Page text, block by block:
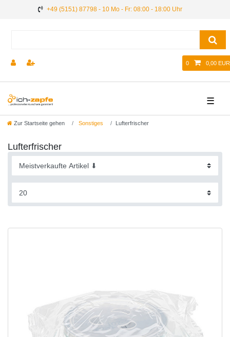
+49 (5151) 87798 - 10 Mo - Fr: 08:00 - 18:00 Uhr
0 0,00 EUR
☰
Zur Startseite gehen Sonstiges Lufterfrischer
Lufterfrischer